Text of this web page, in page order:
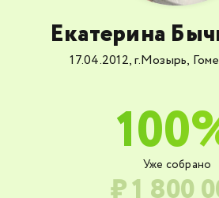
₽ 1 800
Уже собрано
Екатерина
17.04.2012, г.Мозырь,